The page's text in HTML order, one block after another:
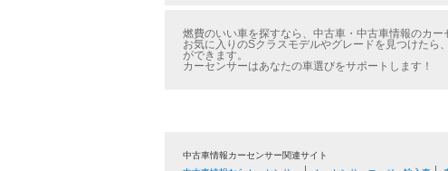
燃費のいい車を探すなら、中古車・中古車情報のカ
お気に入りのSクラスモデルやグレードを見つけた
ができます。
カーセンサーはあなたの車選びをサポートします！
中古車情報カーセンサー関連サイト